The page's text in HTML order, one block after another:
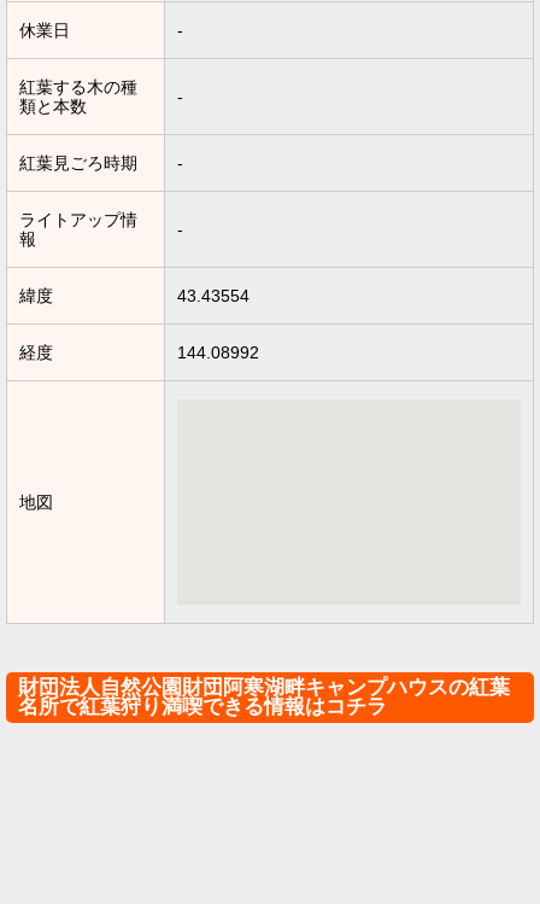
休業日 -
紅葉する木の種
類と本数
-
紅葉見ごろ時期 -
ライトアップ情
報
-
緯度 43.43554
経度 144.08992
地図
財団法人自然公園財団阿寒湖畔キャンプハウスの紅葉
名所で紅葉狩り満喫できる情報はコチラ